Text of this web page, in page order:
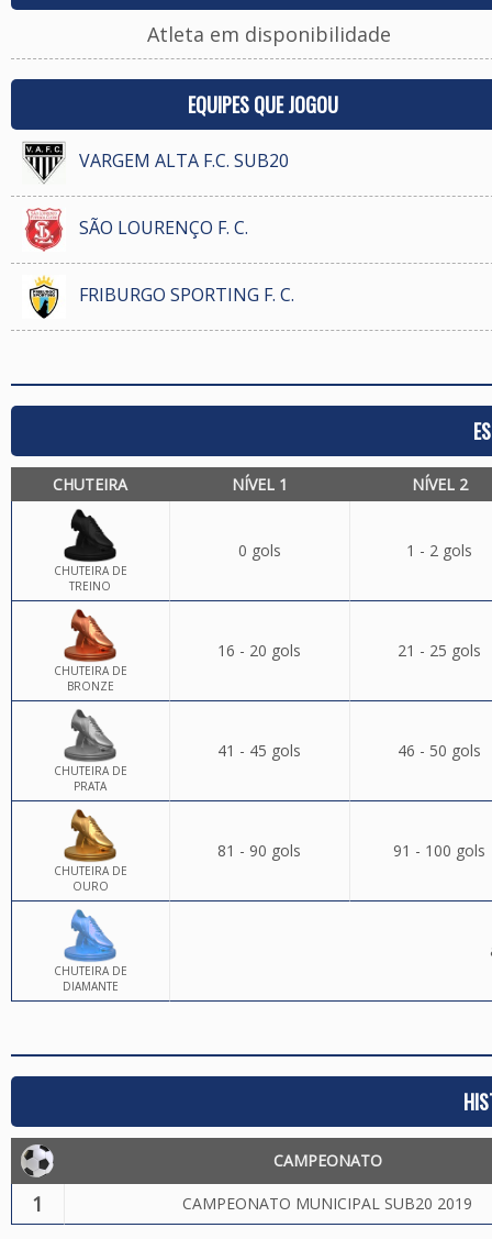
Atleta em disponibilidade
EQUIPES QUE JOGOU
VARGEM ALTA F.C. SUB20
SÃO LOURENÇO F. C.
FRIBURGO SPORTING F. C.
CHUTEIRA NÍVEL 1 NÍVEL 2
CHUTEIRA DE
TREINO
0 gols 1 - 2 gols
CHUTEIRA DE
BRONZE
16 - 20 gols 21 - 25 gols
CHUTEIRA DE
PRATA
41 - 45 gols 46 - 50 gols
CHUTEIRA DE
OURO
81 - 90 gols 91 - 100 gols
CHUTEIRA DE
DIAMANTE
CAMPEONATO
1 CAMPEONATO MUNICIPAL SUB20 2019